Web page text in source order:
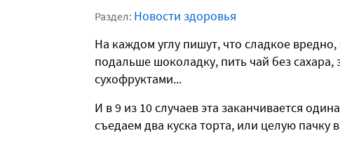
Раздел: Новости здоровья
На каждом углу пишут, что сладкое
подальше шоколадку, пить чай без
сухофруктами...
И в 9 из 10 случаев эта заканчивается
съедаем два куска торта, или целую